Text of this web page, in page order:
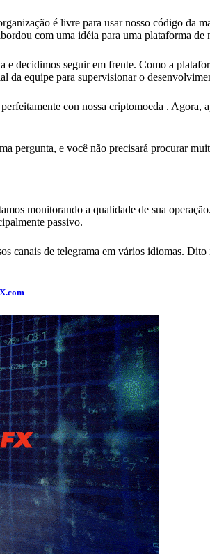
é livre para usar nosso código da
com uma idéia para uma plataforma
e decidimos seguir em frente. Como a
da equipe para supervisionar o
con nossa criptomoeda . Agora,
pergunta, e você não precisará procurar
monitorando a qualidade de sua
passivo.
canais de telegrama em vários idiomas.